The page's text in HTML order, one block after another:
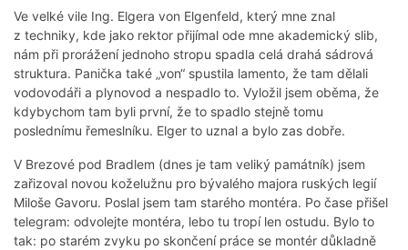
Ve velké vile Ing. Elgera von Elgenfeld, který mne znal
z techniky, kde jako rektor přijímal ode mne akademický slib,
nám při prorážení jednoho stropu spadla celá drahá sádrová
struktura. Panička také „von“ spustila lamento, že tam dělali
vodovodáři a plynovod a nespadlo to. Vyložil jsem oběma, že
kdybychom tam byli první, že to spadlo stejně tomu
poslednímu řemeslníku. Elger to uznal a bylo zas dobře.
V Brezové pod Bradlem (dnes je tam veliký památník) jsem
zařizoval novou koželužnu pro bývalého majora ruských legií
Miloše Gavoru. Poslal jsem tam starého montéra. Po čase přišel
telegram: odvolejte montéra, lebo tu tropí len ostudu. Bylo to
tak: po starém zvyku po skončení práce se montér důkladně